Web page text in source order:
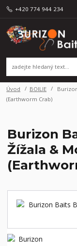
+420 774 944 234
Úvod BOILIE
(Earthworm Crab)
Burizon
Žížala &